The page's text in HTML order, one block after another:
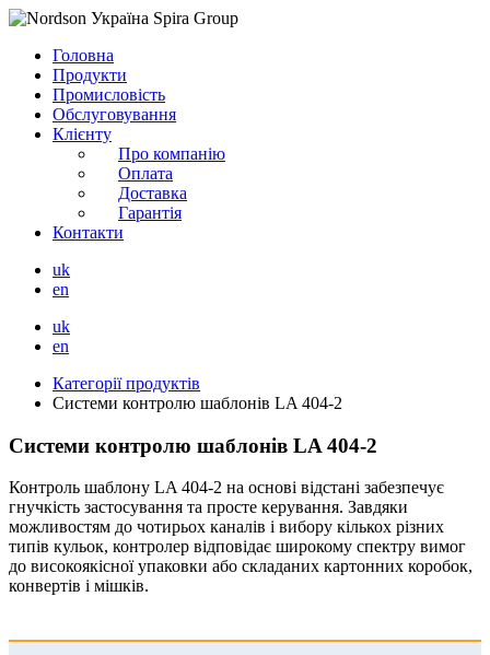
Головна
Продукти
Промисловість
Обслуговування
Клієнту
Про компанію
Оплата
Доставка
Гарантія
Контакти
uk
en
uk
en
Категорії продуктів
Системи контролю шаблонів LA 404-2
Системи контролю шаблонів LA 404-2
Контроль шаблону LA 404-2 на основі відстані забезпечує
гнучкість застосування та просте керування. Завдяки
можливостям до чотирьох каналів і вибору кількох різних
типів кульок, контролер відповідає широкому спектру вимог
до високоякісної упаковки або складаних картонних коробок,
конвертів і мішків.